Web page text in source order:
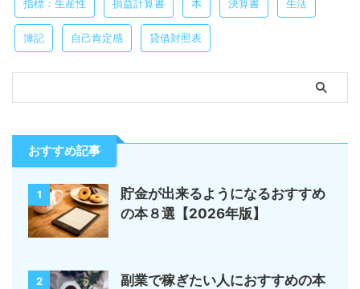
指標：生産性 損益計算書 本 決算書 生活
簿記 自己肯定感 貸借対照表
おすすめ記事
1
貯金が出来るようになるおすすめ
の本８選【2026年版】
2
副業で稼ぎたい人におすすめの本